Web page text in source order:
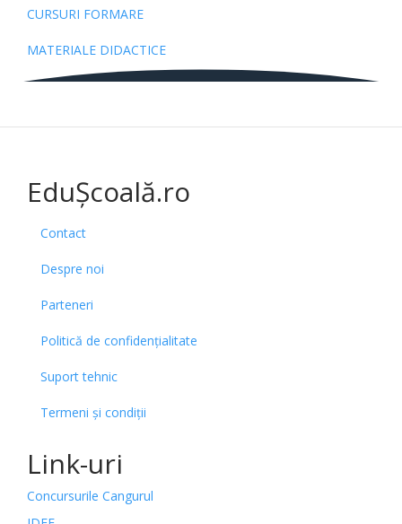
CURSURI FORMARE
MATERIALE DIDACTICE
EduȘcoală.ro
Contact
Despre noi
Parteneri
Politică de confidențialitate
Suport tehnic
Termeni și condiții
Link-uri
Concursurile Cangurul